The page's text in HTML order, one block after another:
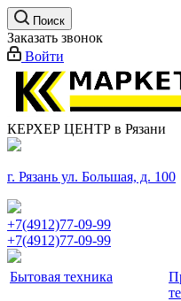
Поиск
Заказать звонок
Войти
КЕРХЕР ЦЕНТР в Рязани
г. Рязань ул. Большая, д. 100
+7(4912)77-09-99
+7(4912)77-09-99
Бытовая техника